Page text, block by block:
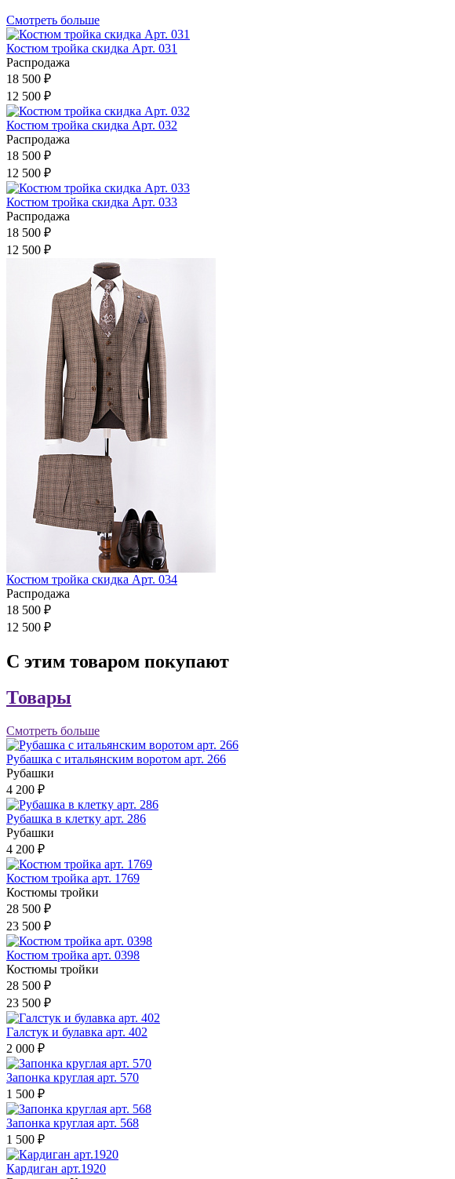
Смотреть больше
Костюм тройка скидка Арт. 031
Распродажа
18 500 ₽
12 500 ₽
Костюм тройка скидка Арт. 032
Распродажа
18 500 ₽
12 500 ₽
Костюм тройка скидка Арт. 033
Распродажа
18 500 ₽
12 500 ₽
Костюм тройка скидка Арт. 034
Распродажа
18 500 ₽
12 500 ₽
С этим товаром покупают
Товары
Смотреть больше
Рубашка с итальянским воротом арт. 266
Рубашки
4 200 ₽
Рубашка в клетку арт. 286
Рубашки
4 200 ₽
Костюм тройка арт. 1769
Костюмы тройки
28 500 ₽
23 500 ₽
Костюм тройка арт. 0398
Костюмы тройки
28 500 ₽
23 500 ₽
Галстук и булавка арт. 402
2 000 ₽
Запонка круглая арт. 570
1 500 ₽
Запонка круглая арт. 568
1 500 ₽
Кардиган арт.1920